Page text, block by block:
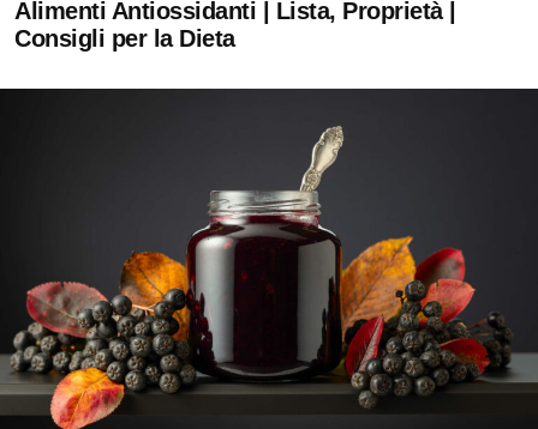
Alimenti Antiossidanti | Lista, Proprietà |
Consigli per la Dieta